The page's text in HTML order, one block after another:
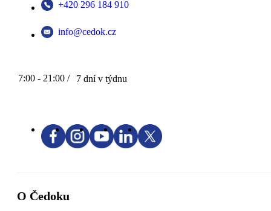
+420 296 184 910
info@cedok.cz
7:00 - 21:00 / 7 dní v týdnu
O Čedoku